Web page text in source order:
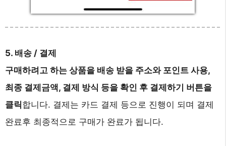
5. 배송 / 결제
구매하려고 하는 상품을 배송 받을 주소와 포인트 사용,
최종 결제금액, 결제 방식 등을 확인 후 결제하기 버튼을
클릭합니다. 결제는 카드 결제 등으로 진행이 되며 결제
완료후 최종적으로 구매가 완료가 됩니다.